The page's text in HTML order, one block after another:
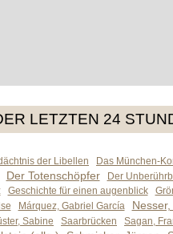
LETZTEN 24
der Libellen Das München-
Der Totenschöpfer
Der
Geschichte für einen augenblick
Márquez, Gabriel García
Sabine Saarbrücken
Sagan,